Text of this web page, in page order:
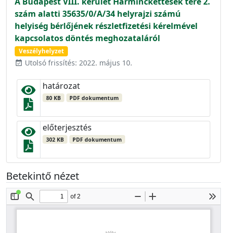
szám alatti 35635/0/A/34 helyrajzi számú
helyiség bérlőjének részletfizetési kérelmével
kapcsolatos döntés meghozataláról
Veszélyhelyzet
event_available Utolsó frissítés: 2022. május 10.
határozat
80 KB PDF dokumentum
előterjesztés
302 KB PDF dokumentum
Betekintő nézet